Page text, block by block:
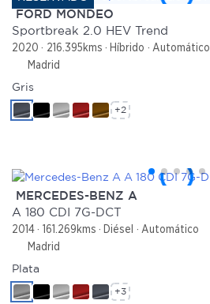
FORD MONDEO
Sportbreak 2.0 HEV Trend
2020 216.395kms Híbrido
Automático
Madrid
Gris
+2
MERCEDES-BENZ A
A 180 CDI 7G-DCT
2014 161.269kms Diésel
Automático
Madrid
Plata
+3